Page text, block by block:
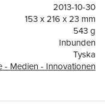
2013-10-30
153 x 216 x 23 mm
543 g
Inbunden
Tyska
- Medien - Innovationen
Peter Lang AG